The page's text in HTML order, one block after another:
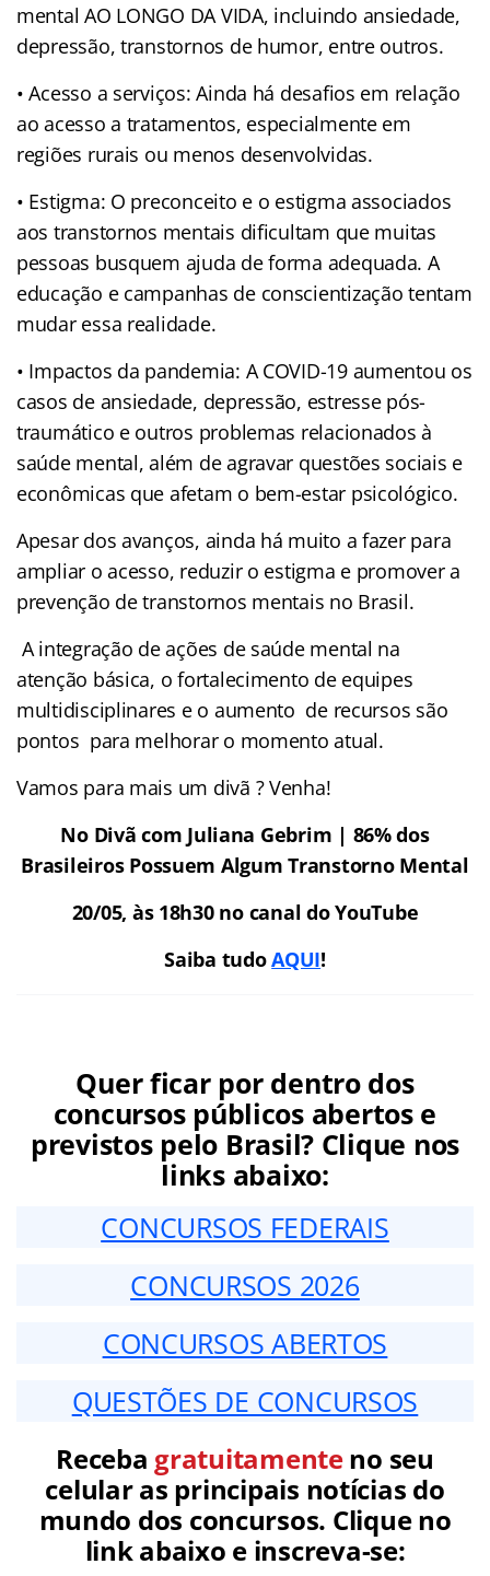
mental AO LONGO DA VIDA, incluindo ansiedade,
depressão, transtornos de humor, entre outros.
• Acesso a serviços: Ainda há desafios em relação
ao acesso a tratamentos, especialmente em
regiões rurais ou menos desenvolvidas.
• Estigma: O preconceito e o estigma associados
aos transtornos mentais dificultam que muitas
pessoas busquem ajuda de forma adequada. A
educação e campanhas de conscientização tentam
mudar essa realidade.
• Impactos da pandemia: A COVID-19 aumentou os
casos de ansiedade, depressão, estresse pós-
traumático e outros problemas relacionados à
saúde mental, além de agravar questões sociais e
econômicas que afetam o bem-estar psicológico.
Apesar dos avanços, ainda há muito a fazer para
ampliar o acesso, reduzir o estigma e promover a
prevenção de transtornos mentais no Brasil.
A integração de ações de saúde mental na
atenção básica, o fortalecimento de equipes
multidisciplinares e o aumento de recursos são
pontos para melhorar o momento atual.
Vamos para mais um divã ? Venha!
No Divã com Juliana Gebrim | 86% dos
Brasileiros Possuem Algum Transtorno Mental
20/05, às 18h30 no canal do YouTube
Saiba tudoAQUI!
Quer ficar por dentro dos
concursos públicos abertos e
previstos pelo Brasil? Clique nos
links abaixo:
CONCURSOS FEDERAIS
CONCURSOS 2026
CONCURSOS ABERTOS
QUESTÕES DE CONCURSOS
Receba gratuitamenteno seu
celular as principais notícias do
mundo dos concursos. Clique no
link abaixo e inscreva-se: